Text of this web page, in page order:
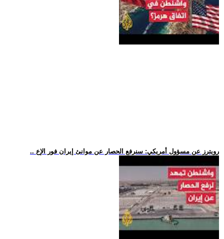
.. رويترز عن مسؤول أمريكي: سنرفع الحصار عن موانئ إيران فور الإع